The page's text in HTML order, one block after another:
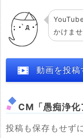
かけま
動画を投稿
CM「愚痴浄化
投稿も保存もせず